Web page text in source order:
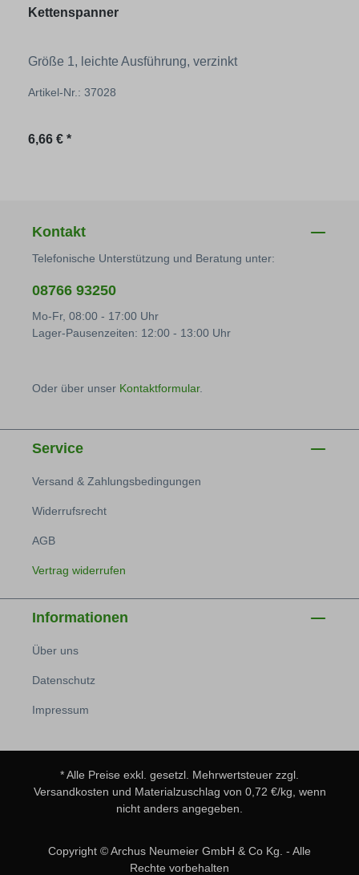
Kettenspanner
Größe 1, leichte Ausführung, verzinkt
Artikel-Nr.: 37028
Regulärer Preis:
6,66 € *
Kontakt
Telefonische Unterstützung und Beratung unter:
08766 93250
Mo-Fr, 08:00 - 17:00 Uhr
Lager-Pausenzeiten: 12:00 - 13:00 Uhr
Oder über unser Kontaktformular.
Service
Versand & Zahlungsbedingungen
Widerrufsrecht
AGB
Vertrag widerrufen
Informationen
Über uns
Datenschutz
Impressum
* Alle Preise exkl. gesetzl. Mehrwertsteuer zzgl.
Versandkosten und Materialzuschlag von 0,72 €/kg, wenn
nicht anders angegeben.
Copyright © Archus Neumeier GmbH & Co Kg. - Alle
Rechte vorbehalten